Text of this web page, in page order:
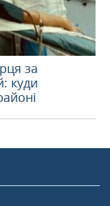
за
куди